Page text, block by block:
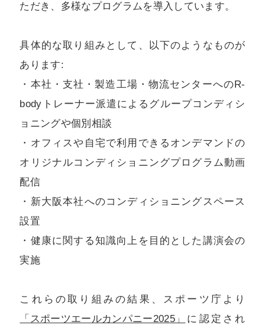
ただき、多様なプログラムを導入しています。
具体的な取り組みとして、以下のようなものが
あります:
・本社・支社・製造工場・物流センターへのR-
bodyトレーナー派遣によるグループコンディシ
ョニングや個別相談
・オフィスや自宅で利用できるオンデマンドの
オリジナルコンディショニングプログラム動画
配信
・新大阪本社へのコンディショニングスペース
設置
・健康に関する知識向上を目的とした講演会の
実施
これらの取り組みの結果、スポーツ庁より
「スポーツエールカンパニー2025」
に認定され